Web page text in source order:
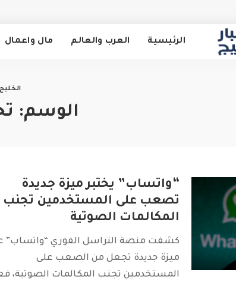
الرئيسية العرب والعالم مال واعمال
الوسم:
“واتساب” يختبر ميزة جديدة
تصعب على المستخدمين تجنب
المكالمات الصوتية
كشفت منصة التراسل الفوري “واتساب”
ميزة جديدة تجعل من الصعب على
المستخدمين تجنب المكالمات الصوتية،